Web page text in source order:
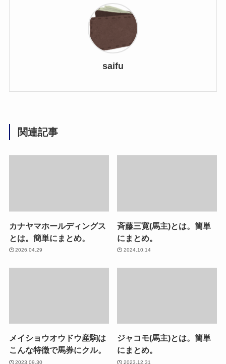
saifu
関連記事
カナヤマホールディングス
とは。簡単にまとめ。
2026.04.29
斉藤三寛(馬主)とは。簡単
にまとめ。
2024.10.14
メイショウオウドウ産駒は
こんな特徴で馬券にクル。
2023.09.30
ジャコモ(馬主)とは。簡単
にまとめ。
2023.12.31